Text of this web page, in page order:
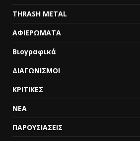
THRASH METAL
ΑΦΙΕΡΩΜΑΤΑ
Βιογραφικά
ΔΙΑΓΩΝΙΣΜΟΙ
ΚΡΙΤΙΚΕΣ
ΝΕΑ
ΠΑΡΟΥΣΙΑΣΕΙΣ